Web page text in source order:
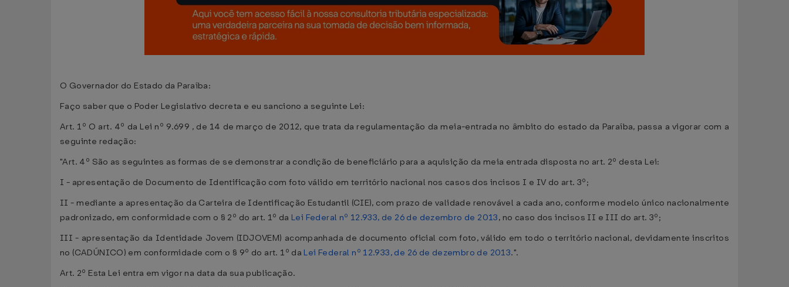
O Governador do Estado da Paraíba:
Faço saber que o Poder Legislativo decreta e eu sanciono a seguinte Lei:
Art. 1º O art. 4º da Lei nº 9.699 , de 14 de março de 2012, que trata da regulamentação da meia-entrada no âmbito do estado da Paraíba, passa a vigorar com a
seguinte redação:
"Art. 4º São as seguintes as formas de se demonstrar a condição de beneficiário para a aquisição da meia entrada disposta no art. 2º desta Lei:
I - apresentação de Documento de Identificação com foto válido em território nacional nos casos dos incisos I e IV do art. 3º;
II - mediante a apresentação da Carteira de Identificação Estudantil (CIE), com prazo de validade renovável a cada ano, conforme modelo único nacionalmente
padronizado, em conformidade com o § 2º do art. 1º da Lei Federal nº 12.933, de 26 de dezembro de 2013, no caso dos incisos II e III do art. 3º;
III - apresentação da Identidade Jovem (IDJOVEM) acompanhada de documento oficial com foto, válido em todo o território nacional, devidamente inscritos
no (CADÚNICO) em conformidade com o § 9º do art. 1º da Lei Federal nº 12.933, de 26 de dezembro de 2013.".
Art. 2º Esta Lei entra em vigor na data da sua publicação.